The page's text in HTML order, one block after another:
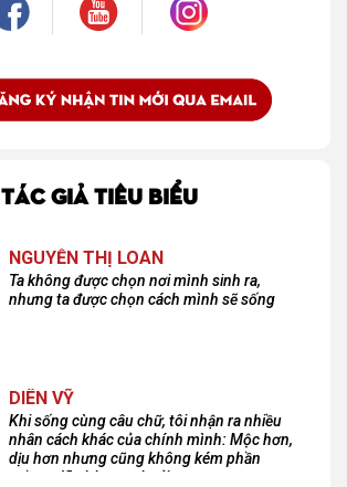
TÁC GIẢ TIÊU BIỂU
NGUYỄN THỊ LOAN
Ta không được chọn nơi mình sinh ra,
nhưng ta được chọn cách mình sẽ sống
DIÊN VỸ
Khi sống cùng câu chữ, tôi nhận ra nhiều
nhân cách khác của chính mình: Mộc hơn,
dịu hơn nhưng cũng không kém phần
cuồng dã và hoang hoải...